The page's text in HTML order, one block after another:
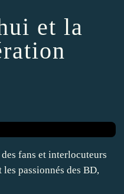
et la
fans et interlocuteurs
passionnés des BD,